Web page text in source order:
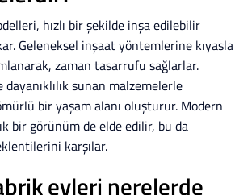
hızlı bir şekilde inşa edilebilir
Geleneksel inşaat yöntemlerine kıyasla
zaman tasarrufu sağlarlar.
sunan malzemelerle
bir yaşam alanı oluşturur. Modern
bir görünüm de elde edilir, bu da
karşılar.
evleri nerelerde